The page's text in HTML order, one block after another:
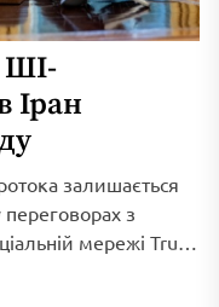
ШІ-
Іран
залишається
з
мережі Truth